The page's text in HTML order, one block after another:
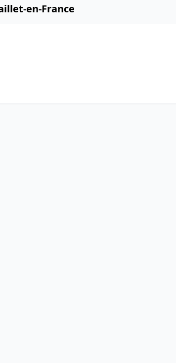
en-France